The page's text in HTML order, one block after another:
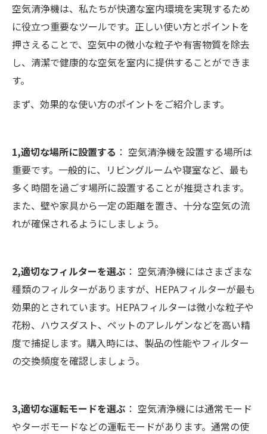
空気清浄機は、私たちが快適な室内環境を実現するため
に役立つ重要なツールです。正しい使い方とポイントを
押さえることで、空気中の微小な粒子や有害物質を除去
し、清潔で健康的な空気を室内に提供することができま
す。
まず、効果的な使い方のポイントをご紹介します。
1,適切な場所に設置する ： 空気清浄機を設置する場所は
重要です。一般的に、リビングルームや寝室など、最も
多く時間を過ごす場所に設置することが推奨されます。
また、壁や家具から一定の距離を置き、十分な空気の流
れが確保されるようにしましょう。
2,適切なフィルターを選ぶ ： 空気清浄機にはさまざまな
種類のフィルターがありますが、HEPAフィルターが最も
効果的とされています。HEPAフィルターは微小な粒子や
花粉、ハウスダスト、ペットのアレルゲンなどを高い精
度で捕捉します。購入時には、製品の性能やフィルター
の交換頻度を確認しましょう。
3,適切な運転モードを選ぶ ： 空気清浄機には通常モード
やターボモードなどの運転モードがあります。通常の使